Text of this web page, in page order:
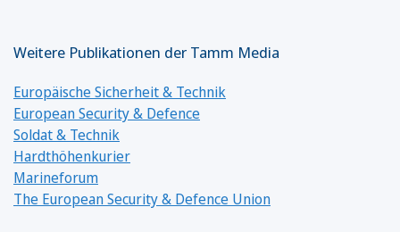
Weitere Publikationen der Tamm Media
Europäische Sicherheit & Technik
European Security & Defence
Soldat & Technik
Hardthöhenkurier
Marineforum
The European Security & Defence Union